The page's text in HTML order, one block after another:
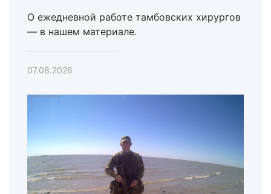
О ежедневной работе тамбовских хирургов
— в нашем материале.
07.08.2026